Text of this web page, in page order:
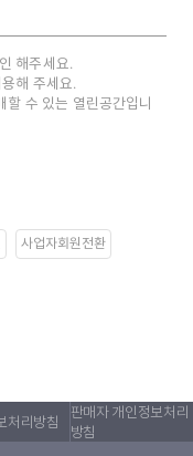
해주세요.
해 주세요.
수 있는 열린공간입니
사업자회원전환
처리방침
판매자 개인정보처리
방침